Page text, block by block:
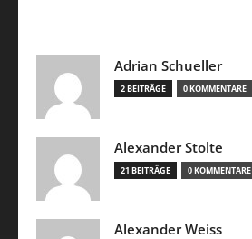
Adrian Schueller
2 BEITRÄGE 0 KOMMENTARE
Alexander Stolte
21 BEITRÄGE 0 KOMMENTARE
Alexander Weiss